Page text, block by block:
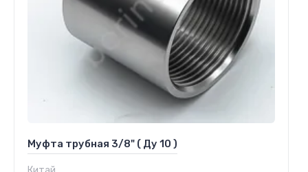
Муфта трубная 3/8" ( Ду 10 )